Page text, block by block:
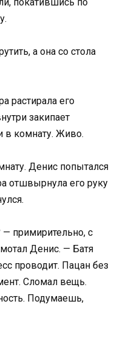
а она со стола
растирала его
закипает
в комнату. Живо.
Денис попытался
отшвырнула его руку
примирительно, с
Денис. — Батя
проводит. Пацан без
Сломал вещь.
Подумаешь,